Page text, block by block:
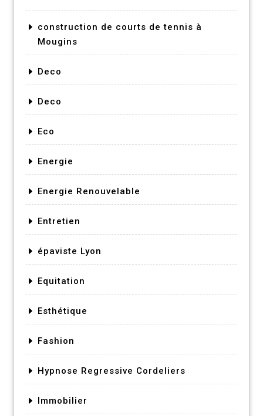
construction de courts de tennis à
Mougins
Deco
Deco
Eco
Energie
Energie Renouvelable
Entretien
épaviste Lyon
Equitation
Esthétique
Fashion
Hypnose Regressive Cordeliers
Immobilier